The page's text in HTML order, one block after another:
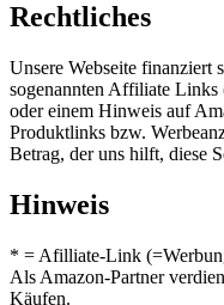
Rechtliches
Unsere Webseite finanziert
sogenannten Affiliate
oder einem Hinweis auf
Produktlinks bzw.
Betrag, der uns hilft, diese
Hinweis
* = Afilliate-Link
Als Amazon-Partner
Käufen.